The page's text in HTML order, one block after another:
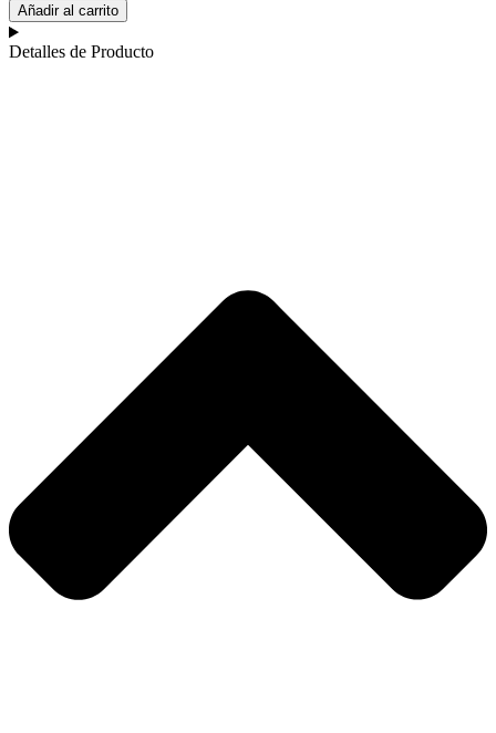
Añadir al carrito
Detalles de Producto